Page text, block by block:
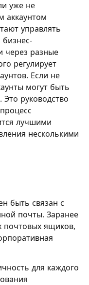
уже не
аккаунтом
управлять
через разные
регулирует
Если не
могут быть
руководство
лучшими
несколькими
быть связан с
почты. Заранее
почтовых ящиков,
для каждого